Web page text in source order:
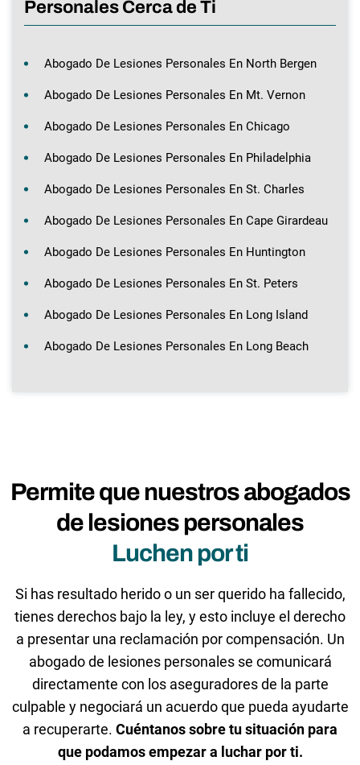
Personales Cerca de Ti
Abogado De Lesiones Personales En North Bergen
Abogado De Lesiones Personales En Mt. Vernon
Abogado De Lesiones Personales En Chicago
Abogado De Lesiones Personales En Philadelphia
Abogado De Lesiones Personales En St. Charles
Abogado De Lesiones Personales En Cape Girardeau
Abogado De Lesiones Personales En Huntington
Abogado De Lesiones Personales En St. Peters
Abogado De Lesiones Personales En Long Island
Abogado De Lesiones Personales En Long Beach
Permite que nuestros abogados
de lesiones personales
Luchen por ti
Si has resultado herido o un ser querido ha fallecido,
tienes derechos bajo la ley, y esto incluye el derecho
a presentar una reclamación por compensación. Un
abogado de lesiones personales se comunicará
directamente con los aseguradores de la parte
culpable y negociará un acuerdo que pueda ayudarte
a recuperarte. Cuéntanos sobre tu situación para
que podamos empezar a luchar por ti.